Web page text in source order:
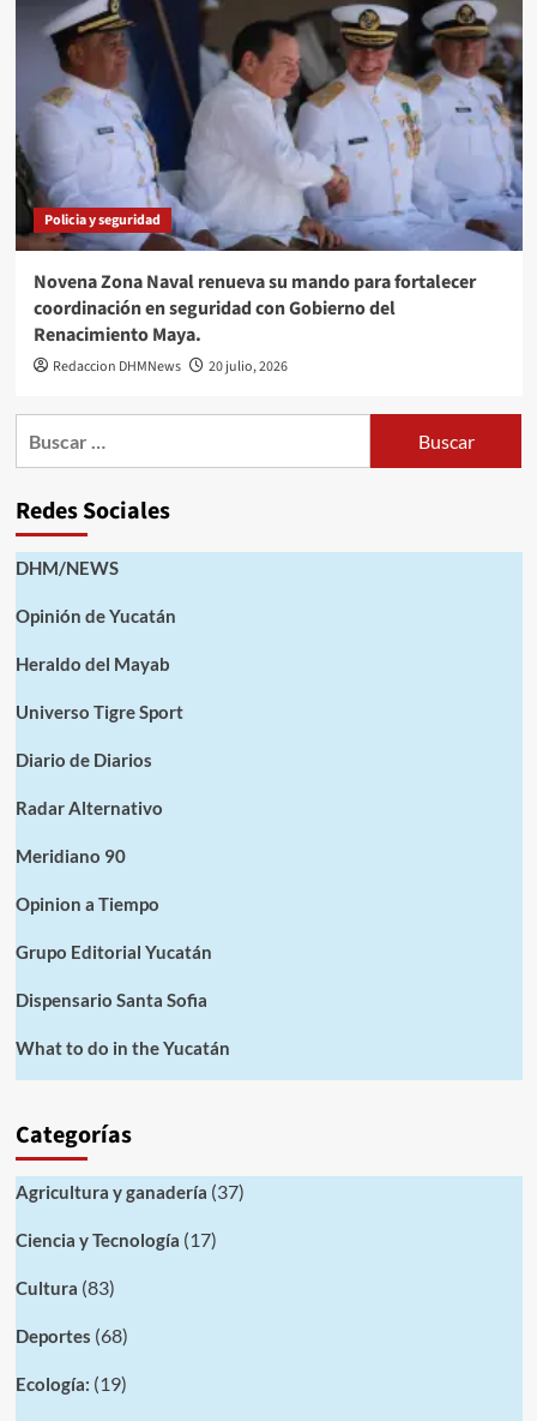
Policia y seguridad
Novena Zona Naval renueva su mando para fortalecer
coordinación en seguridad con Gobierno del
Renacimiento Maya.
Redaccion DHMNews 20 julio, 2026
Redes Sociales
DHM/NEWS
Opinión de Yucatán
Heraldo del Mayab
Universo Tigre Sport
Diario de Diarios
Radar Alternativo
Meridiano 90
Opinion a Tiempo
Grupo Editorial Yucatán
Dispensario Santa Sofia
What to do in the Yucatán
Categorías
Agricultura y ganadería (37)
Ciencia y Tecnología (17)
Cultura (83)
Deportes (68)
Ecología: (19)